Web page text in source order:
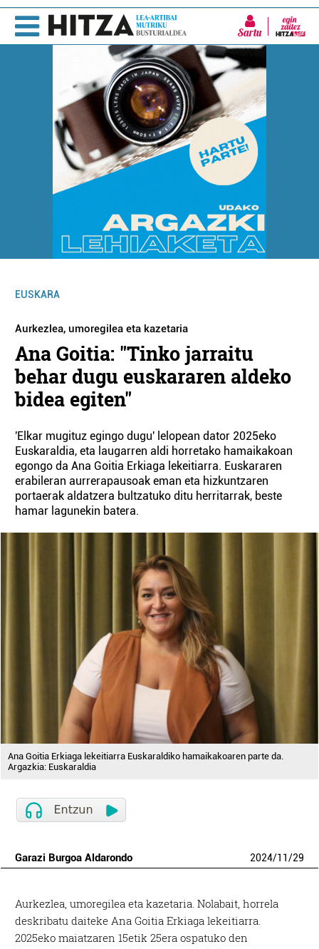
Sartu
EUSKARA
Aurkezlea, umoregilea eta kazetaria
Ana Goitia: "Tinko jarraitu
behar dugu euskararen aldeko
bidea egiten"
'Elkar mugituz egingo dugu' lelopean dator 2025eko
Euskaraldia, eta laugarren aldi horretako hamaikakoan
egongo da Ana Goitia Erkiaga lekeitiarra. Euskararen
erabileran aurrerapausoak eman eta hizkuntzaren
portaerak aldatzera bultzatuko ditu herritarrak, beste
hamar lagunekin batera.
Ana Goitia Erkiaga lekeitiarra Euskaraldiko hamaikakoaren parte da.
Argazkia: Euskaraldia
Garazi Burgoa Aldarondo 2024/11/29
Aurkezlea, umoregilea eta kazetaria. Nolabait, horrela
deskribatu daiteke Ana Goitia Erkiaga lekeitiarra.
2025eko maiatzaren 15etik 25era ospatuko den